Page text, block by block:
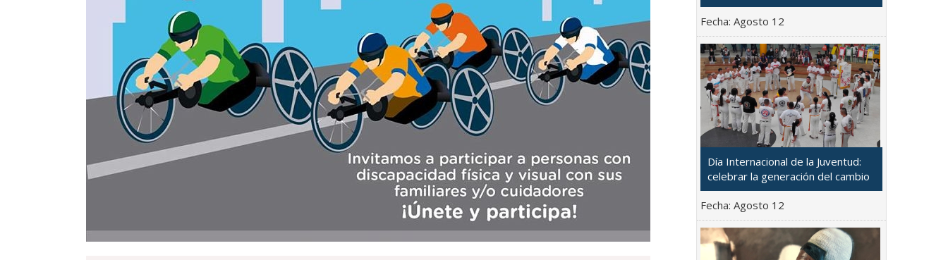
Fecha: Agosto 12
Día Internacional de la Juventud:
celebrar la generación del cambio
Fecha: Agosto 12